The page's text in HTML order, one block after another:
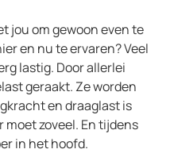
jou om gewoon even te
en nu te ervaren? Veel
lastig. Door allerlei
geraakt. Ze worden
en draaglast is
moet zoveel. En tijdens
in het hoofd.